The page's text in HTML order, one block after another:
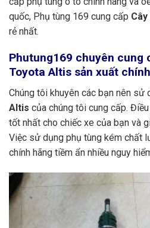
quốc, Phụ tùng 169 cung cấp
rẻ nhất.
Phutung169 chuyên cung
Toyota Altis sản xuất
Chúng tôi khuyên các bạn nên sử
Altis của chúng tôi cung cấp.
tốt nhất cho chiếc xe của bạn và
Việc sử dụng phụ tùng kém chất
chính hãng tiềm ẩn nhiều nguy